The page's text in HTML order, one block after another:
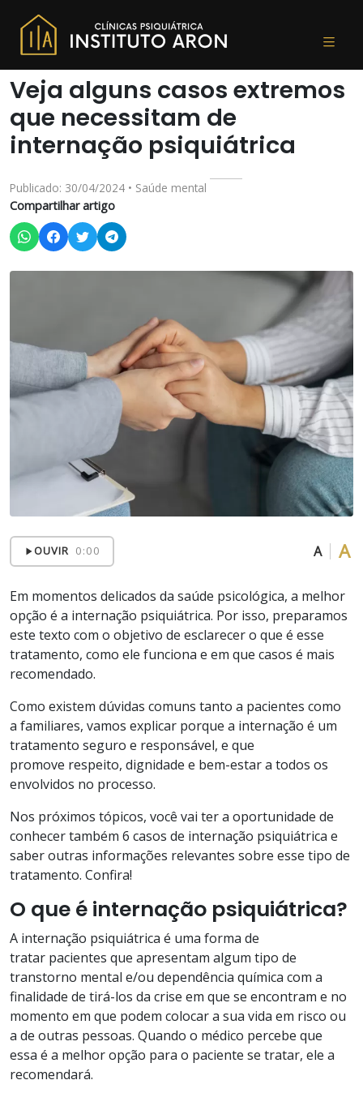
Veja alguns casos extremos
que necessitam de
internação psiquiátrica
Publicado: 30/04/2024 • Saúde mental
Compartilhar artigo
OUVIR 0:00 A A
Em momentos delicados da saúde psicológica, a melhor
opção é a internação psiquiátrica. Por isso, preparamos
este texto com o objetivo de esclarecer o que é esse
tratamento, como ele funciona e em que casos é mais
recomendado.
Como existem dúvidas comuns tanto a pacientes como
a familiares, vamos explicar porque a internação é um
tratamento seguro e responsável, e que
promove respeito, dignidade e bem-estar a todos os
envolvidos no processo.
Nos próximos tópicos, você vai ter a oportunidade de
conhecer também 6 casos de internação psiquiátrica e
saber outras informações relevantes sobre esse tipo de
tratamento. Confira!
O que é internação psiquiátrica?
A internação psiquiátrica é uma forma de
tratar pacientes que apresentam algum tipo de
transtorno mental e/ou dependência química com a
finalidade de tirá-los da crise em que se encontram e no
momento em que podem colocar a sua vida em risco ou
a de outras pessoas. Quando o médico percebe que
essa é a melhor opção para o paciente se tratar, ele a
recomendará.